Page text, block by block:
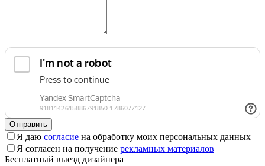
Отправить
Я даю согласие на обработку моих персональных данных
Я согласен на получение рекламных материалов
Бесплатный выезд дизайнера